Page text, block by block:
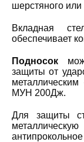
шерстяного или
Вкладная
обеспечивает
Подносок
защиты от
МУН 200Дж.
Для защиты